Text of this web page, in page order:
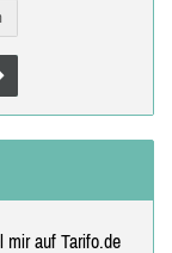
mir auf Tarifo.de